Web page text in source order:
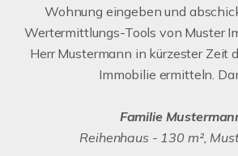
Wohnung eingeben und
Wertermittlungs-Tools von Muster
Herr Mustermann in kürzester Zeit
Immobilie ermitteln.
Familie
Reihenhaus - 130 m²,